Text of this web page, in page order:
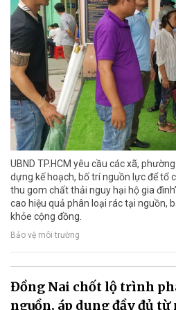
UBND TP.HCM yêu cầu các xã,
dựng kế hoạch, bố trí nguồn lực để tổ
thu gom chất thải nguy hại hộ gia
cao hiệu quả phân loại rác tại nguồn,
khỏe cộng đồng.
Bảo vệ môi trường
Đồng Nai chốt lộ trình
nguồn, áp dụng đầy đủ từ